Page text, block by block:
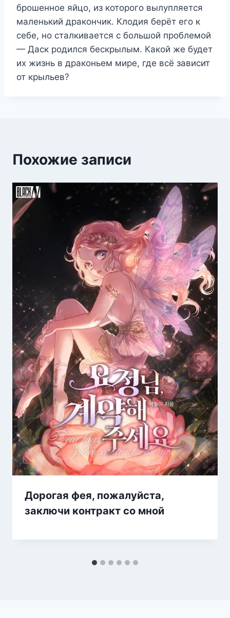
брошенное яйцо, из которого вылупляется
маленький дракончик. Клодия берёт его к
себе, но сталкивается с большой проблемой
— Даск родился бескрылым. Какой же будет
их жизнь в драконьем мире, где всё зависит
от крыльев?
Похожие записи
Дорогая фея, пожалуйста,
заключи контракт со мной